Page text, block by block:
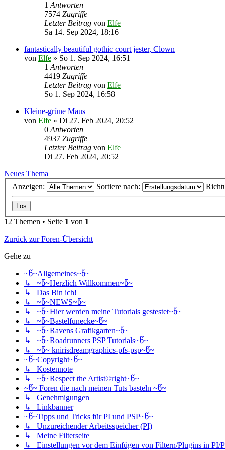
1 Antworten
7574 Zugriffe
Letzter Beitrag von Elfe
Sa 14. Sep 2024, 18:16
fantastically beautiful gothic court jester, Clown
von Elfe » So 1. Sep 2024, 16:51
1 Antworten
4419 Zugriffe
Letzter Beitrag von Elfe
So 1. Sep 2024, 16:58
Kleine-grüne Maus
von Elfe » Di 27. Feb 2024, 20:52
0 Antworten
4937 Zugriffe
Letzter Beitrag von Elfe
Di 27. Feb 2024, 20:52
Neues Thema
Anzeigen:
Sortiere nach:
12 Themen • Seite 1 von 1
Zurück zur Foren-Übersicht
Gehe zu
~წ~Allgemeines~წ~
↳ ~წ~Herzlich Willkommen~წ~
↳ Das Bin ich!
↳ ~წ~NEWS~წ~
↳ ~წ~Hier werden meine Tutorials gestestet~წ~
↳ ~წ~Bastelfunecke~წ~
↳ ~წ~Ravens Grafikgarten~წ~
↳ ~წ~Roadrunners PSP Tutorials~წ~
↳ ~წ~ knirisdreamgraphics-pfs-psp~წ~
~წ~Copyright~წ~
↳ Kostennote
↳ ~წ~Respect the Artist©right~წ~
~წ~ Foren die nach meinen Tuts basteln ~წ~
↳ Genehmigungen
↳ Linkbanner
~წ~Tipps und Tricks für PI und PSP~წ~
↳ Unzureichender Arbeitsspeicher (PI)
↳ Meine Filterseite
↳ Einstellungen vor dem Einfügen von Filtern/Plugins in PI/